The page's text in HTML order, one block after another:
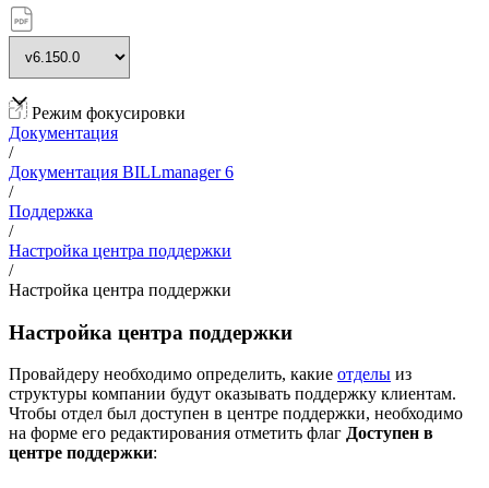
Режим фокусировки
Документация
/
Документация BILLmanager 6
/
Поддержка
/
Настройка центра поддержки
/
Настройка центра поддержки
Настройка центра поддержки
Провайдеру необходимо определить, какие отделы из
структуры компании будут оказывать поддержку клиентам.
Чтобы отдел был доступен в центре поддержки, необходимо
на форме его редактирования отметить флаг Доступен в
центре поддержки: